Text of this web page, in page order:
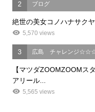
2 ブログ
絶世の美女コノハナサク
5,570 views
3 広島 チャレンジ
【マツダZOOMZOOMス
アリール...
5,565 views